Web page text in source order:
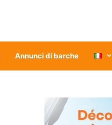
Annunci di barche